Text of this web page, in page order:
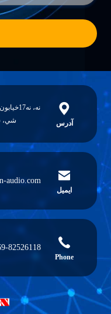
آدرس
نه،
شي،
ایمیل
audio.com
Phone
82526118